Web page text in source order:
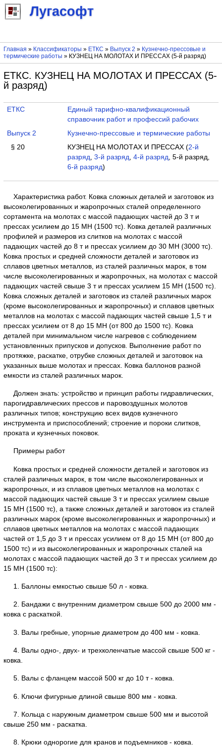
Лугасофт
Главная » Классификаторы » ЕТКС » Выпуск 2 » Кузнечно-прессовые и
термические работы » КУЗНЕЦ НА МОЛОТАХ И ПРЕССАХ (5-й разряд)
ЕТКС. КУЗНЕЦ НА МОЛОТАХ И ПРЕССАХ (5-
й разряд)
ЕТКС
Единый тарифно-квалификационный
справочник работ и профессий рабочих
Выпуск 2
Кузнечно-прессовые и термические работы
§ 20
КУЗНЕЦ НА МОЛОТАХ И ПРЕССАХ (2-й
разряд 3-й разряд 4-й разряд , 5-й разряд,
6-й разряд)
Характеристика работ. Ковка сложных деталей и заготовок из
высоколегированных и жаропрочных сталей определенного
сортамента на молотах с массой падающих частей до 3 т и
прессах усилием до 15 МН (1500 тс). Ковка деталей различных
профилей и размеров из слитков на молотах с массой
падающих частей до 8 т и прессах усилием до 30 МН (3000 тс).
Ковка простых и средней сложности деталей и заготовок из
сплавов цветных металлов, из сталей различных марок, в том
числе высоколегированных и жаропрочных, на молотах с массой
падающих частей свыше 3 т и прессах усилием 15 МН (1500 тс).
Ковка сложных деталей и заготовок из сталей различных марок
(кроме высоколегированных и жаропрочных) и сплавов цветных
металлов на молотах с массой падающих частей свыше 1,5 т и
прессах усилием от 8 до 15 МН (от 800 до 1500 тс). Ковка
деталей при минимальном числе нагревов с соблюдением
установленных припусков и допусков. Выполнение работ по
протяжке, раскатке, отрубке сложных деталей и заготовок на
указанных выше молотах и прессах. Ковка баллонов разной
емкости из сталей различных марок.
Должен знать: устройство и принцип работы гидравлических,
парогидравлических прессов и паровоздушных молотов
различных типов; конструкцию всех видов кузнечного
инструмента и приспособлений; строение и пороки слитков,
проката и кузнечных поковок.
Примеры работ
Ковка простых и средней сложности деталей и заготовок из
сталей различных марок, в том числе высоколегированных и
жаропрочных, и из сплавов цветных металлов на молотах с
массой падающих частей свыше 3 т и прессах усилием свыше
15 МН (1500 тс), а также сложных деталей и заготовок из сталей
различных марок (кроме высоколегированных и жаропрочных) и
сплавов цветных металлов на молотах с массой падающих
частей от 1,5 до 3 т и прессах усилием от 8 до 15 МН (от 800 до
1500 тс) и из высоколегированных и жаропрочных сталей на
молотах с массой падающих частей до 3 т и прессах усилием до
15 МН (1500 тс):
1. Баллоны емкостью свыше 50 л - ковка.
2. Бандажи с внутренним диаметром свыше 500 до 2000 мм -
ковка с раскаткой.
3. Валы гребные, упорные диаметром до 400 мм - ковка.
4. Валы одно-, двух- и трехколенчатые массой свыше 500 кг -
ковка.
5. Валы с фланцем массой 500 кг до 10 т - ковка.
6. Ключи фигурные длиной свыше 800 мм - ковка.
7. Кольца с наружным диаметром свыше 500 мм и высотой
свыше 250 мм - раскатка.
8. Крюки однорогие для кранов и подъемников - ковка.